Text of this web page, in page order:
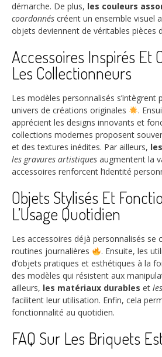
démarche. De plus, les couleurs
coordonnés créent un ensemble visuel
objets deviennent de véritables pièces
Accessoires Inspirés Et
Les Collectionneurs
Les modèles personnalisés s’intègrent
univers de créations originales
.
apprécient les designs innovants et
collections modernes proposent
et des textures inédites. Par ailleurs,
les gravures artistiques augmentent la
accessoires renforcent l’identité
Objets Stylisés Et
L’Usage Quotidien
Les accessoires déjà personnalisés se
routines journalières
. Ensuite, les
d’objets pratiques et esthétiques à la
des modèles qui résistent aux
ailleurs, les matériaux durables et
facilitent leur utilisation. Enfin, cela
fonctionnalité au quotidien.
FAQ Sur Les Briquets